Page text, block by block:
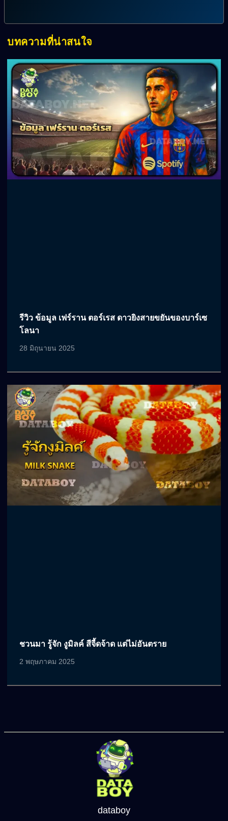
บทความที่น่าสนใจ
รีวิว ข้อมูล เฟร์ราน ตอร์เรส ดาวยิงสายขยันของบาร์เซ
โลนา
28 มิถุนายน 2025
ชวนมา รู้จัก งูมิลค์ สีจี้ดจ้าด แต่ไม่อันตราย
2 พฤษภาคม 2025
databoy